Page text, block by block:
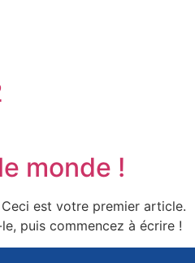
monde !
Ceci est votre premier article.
puis commencez à écrire !